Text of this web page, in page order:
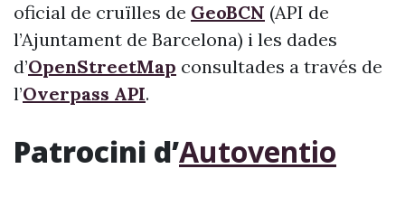
oficial de cruïlles de GeoBCN (API de
l’Ajuntament de Barcelona) i les dades
d’OpenStreetMap consultades a través de
l’Overpass API.
Patrocini d’Autoventio